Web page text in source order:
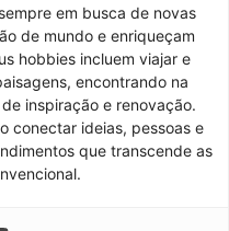
em busca de novas
de mundo e enriqueçam
hobbies incluem viajar e
encontrando na
inspiração e renovação.
conectar ideias, pessoas e
que transcende as